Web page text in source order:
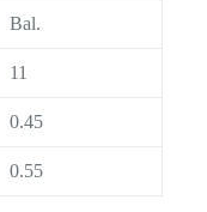
Bal.
11
0.45
0.55